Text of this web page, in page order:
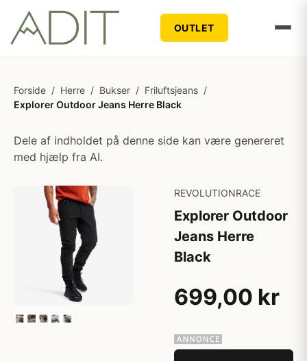
OUTLET
Forside / Herre / Bukser / Friluftsjeans /
Explorer Outdoor Jeans Herre Black
Dele af indholdet på denne side kan være genereret
med hjælp fra AI.
REVOLUTIONRACE
Explorer Outdoor
Jeans Herre
Black
699,00 kr